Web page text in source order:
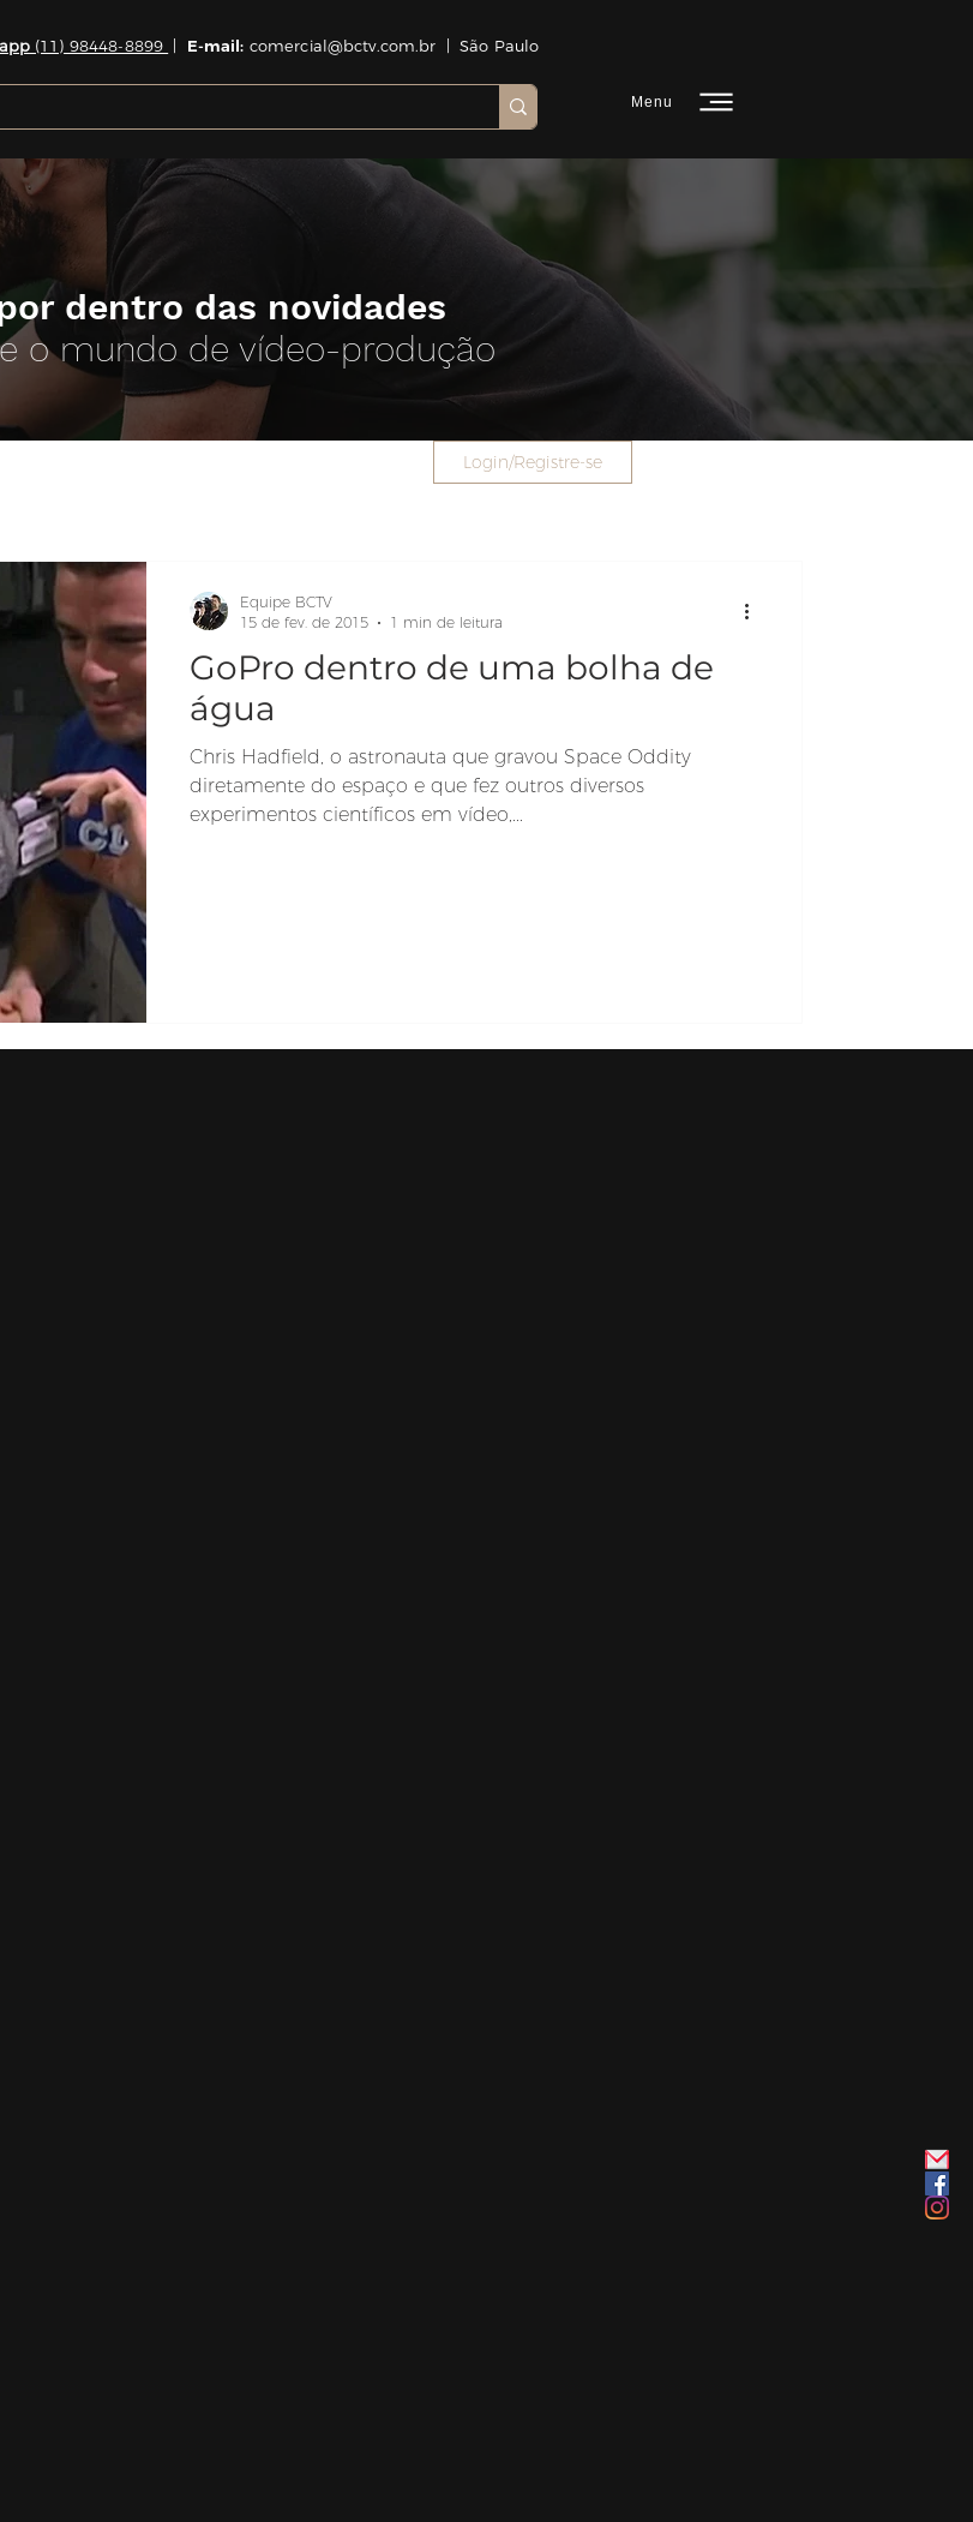
(11) 98448-8899 E-mail: comercial@bctv.com.br | São Paulo
Menu
dentro das novidades
o mundo de vídeo-produção
Login/Registre-se
GoPro dentro de uma bolha de
água
Chris Hadfield, o astronauta que gravou Space Oddity
diretamente do espaço e que fez outros diversos
experimentos científicos em vídeo,...
Equipe BCTV
15 de fev. de 2015
1 min de leitura